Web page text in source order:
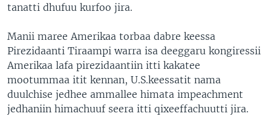
tanatti dhufuu kurfoo jira.
Manii maree Amerikaa torbaa dabre keessa
Pirezidaanti Tiraampi warra isa deeggaru kongiressii
Amerikaa lafa pirezidaantiin itti kakatee
mootummaa itit kennan, U.S.keessatit nama
duulchise jedhee ammallee himata impeachment
jedhaniin himachuuf seera itti qixeeffachuutti jira.